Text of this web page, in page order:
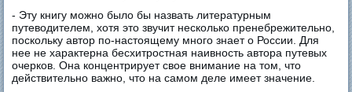
- Эту книгу можно было бы назвать литературным
путеводителем, хотя это звучит несколько пренебрежительно,
поскольку автор по-настоящему много знает о России. Для
нее не характерна бесхитростная наивность автора путевых
очерков. Она концентрирует свое внимание на том, что
действительно важно, что на самом деле имеет значение.